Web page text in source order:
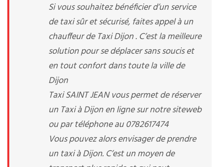
Si vous souhaitez bénéficier d’un service
de taxi sûr et sécurisé, faites appel à un
chauffeur de Taxi Dijon . C’est la meilleure
solution pour se déplacer sans soucis et
en tout confort dans toute la ville de
Dijon
Taxi SAINT JEAN vous permet de réserver
un Taxi à Dijon en ligne sur notre siteweb
ou par téléphone au 0782617474
Vous pouvez alors envisager de prendre
un taxi à Dijon. C’est un moyen de